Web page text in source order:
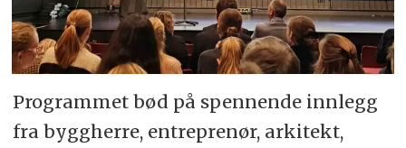
Programmet bød på spennende innlegg
fra byggherre, entreprenør, arkitekt,